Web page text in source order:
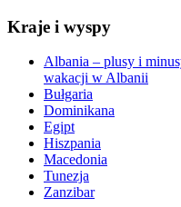
Kraje i wyspy
Albania – plusy i
wakacji w Albanii
Bułgaria
Dominikana
Egipt
Hiszpania
Macedonia
Tunezja
Zanzibar